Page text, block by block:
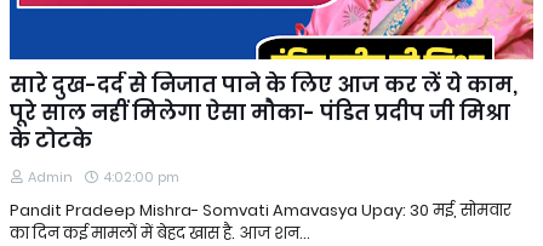
सारे दुख-दर्द से निजात पाने के लिए आज कर लें ये काम,
पूरे साल नहीं मिलेगा ऐसा मौका- पंडित प्रदीप जी मिश्रा
के टोटके
Admin 4:02:00 pm
Pandit Pradeep Mishra- Somvati Amavasya Upay: 30 मई, सोमवार
का दिन कई मामलों में बेहद खास है. आज शन…